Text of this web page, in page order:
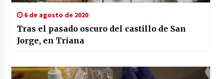
6 de agosto de 2020
Tras el pasado oscuro del castillo de San
Jorge, en Triana